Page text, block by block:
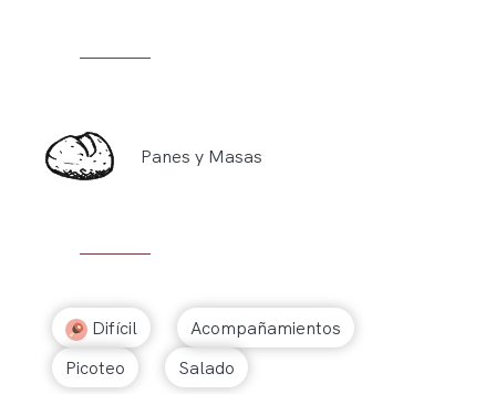
Panes y Masas
Difícil
Acompañamientos
Picoteo
Salado